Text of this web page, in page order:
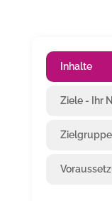
Inhalte
Ziele - Ihr
Zielgruppe